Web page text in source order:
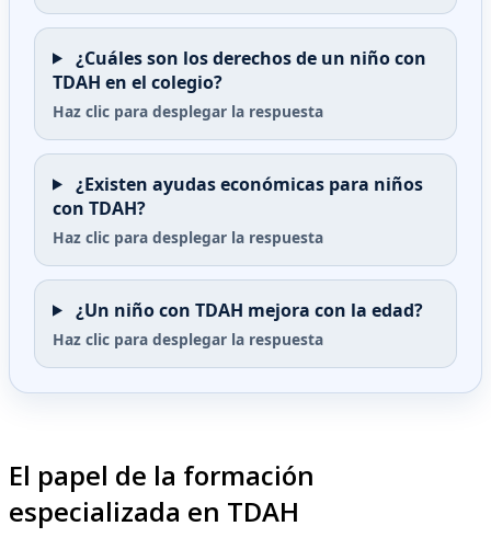
¿Cuáles son los derechos de un niño con
TDAH en el colegio?
Haz clic para desplegar la respuesta
¿Existen ayudas económicas para niños
con TDAH?
Haz clic para desplegar la respuesta
¿Un niño con TDAH mejora con la edad?
Haz clic para desplegar la respuesta
El papel de la formación
especializada en TDAH